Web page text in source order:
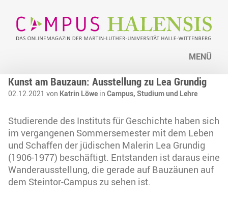
MENÜ
Kunst am Bauzaun: Ausstellung zu Lea Grundig
02.12.2021 von Katrin Löwe in Campus, Studium und Lehre
Studierende des Instituts für Geschichte haben sich
im vergangenen Sommersemester mit dem Leben
und Schaffen der jüdischen Malerin Lea Grundig
(1906-1977) beschäftigt. Entstanden ist daraus eine
Wanderausstellung, die gerade auf Bauzäunen auf
dem Steintor-Campus zu sehen ist.